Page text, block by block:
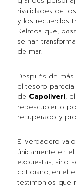
rivalidades de
y los recuerdos
Relatos que,
se han
de mar.
Después de
el tesoro
de Capoliveri, el
redescubierto
recuperado y
El verdadero
únicamente en
expuestas, sino
cotidiano, en el
testimonios que